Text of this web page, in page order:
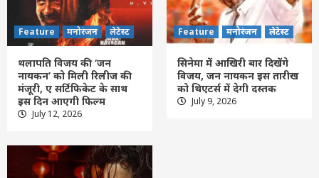
Feature मनोरंजन लेटेस्ट
थलापति विजय की ‘जन
नायकन’ को मिली रिलीज की
मंजूरी, ए सर्टिफिकेट के साथ
इस दिन आएगी फिल्म
July 12, 2026
Feature मनोरंजन लेटेस्ट
सिनेमा में आखिरी बार दिखेंगे
विजय, जन नायकन इस तारीख
को थिएटर्स में देगी दस्तक
July 9, 2026
छत्तीसगढ़